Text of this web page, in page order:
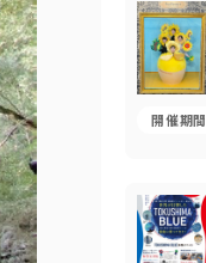
開催期間